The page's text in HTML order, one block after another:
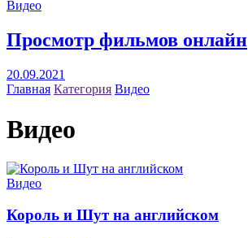
Видео
Просмотр фильмов онлайн
20.09.2021
Главная Категория Видео
Видео
Видео
Король и Шут на английском